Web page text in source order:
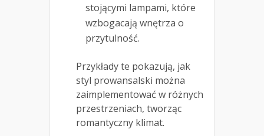
stojącymi lampami, które
wzbogacają wnętrza o
przytulność.
Przykłady te pokazują, jak
styl prowansalski można
zaimplementować w różnych
przestrzeniach, tworząc
romantyczny klimat.